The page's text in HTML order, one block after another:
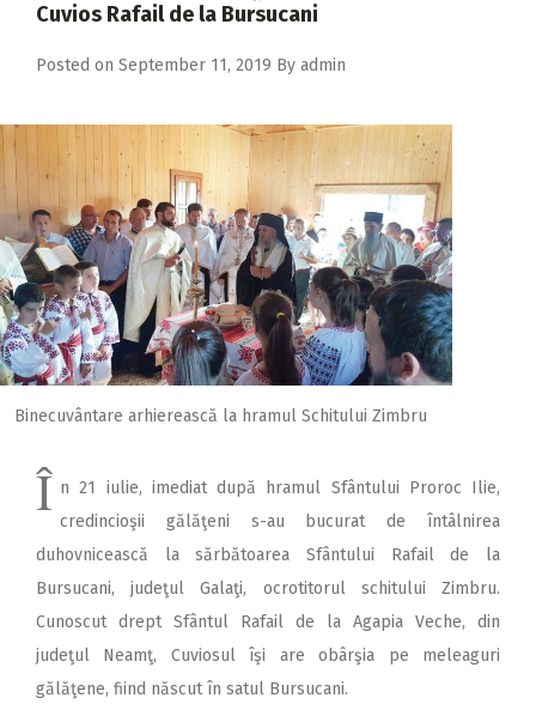
2018
2017
2013
2012
2011
2010
2009
Cuvios Rafail de la Bursucani
Posted on September 11, 2019 By admin
Binecuvântare arhierească la hramul Schitului Zimbru
Î n 21 iulie, imediat după hramul Sfântului Proroc Ilie,
credincioşii gălăţeni s-au bucurat de întâlnirea
duhovnicească la sărbătoarea Sfântului Rafail de la
Bursucani, judeţul Galaţi, ocrotitorul schitului Zim­bru.
Cunoscut drept Sfântul Rafail de la Agapia Veche, din
judeţul Neamţ, Cuviosul îşi are obârşia pe meleaguri
gălăţene, fiind născut în satul Bursucani.